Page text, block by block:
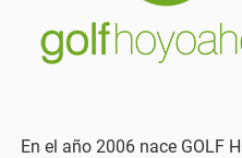
En el año 2006 nace GOLF